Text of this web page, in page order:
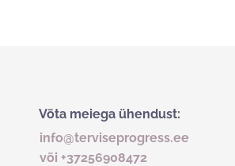
Võta meiega ühendust:
info@terviseprogress.ee
või +37256908472